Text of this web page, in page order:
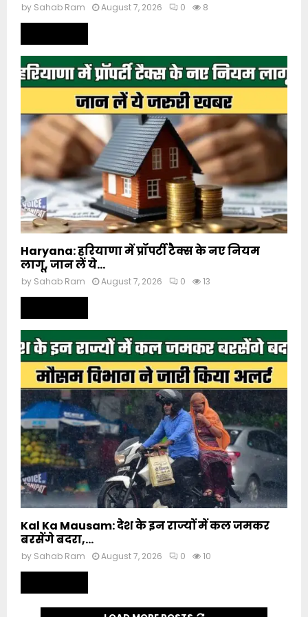
by Sahab Ram August 7, 2026 0 8
Haryana: हरियाणा में प्रॉपर्टी टैक्स के नए नियम
लागू, जान लें ये...
by Sahab Ram August 7, 2026 0 13
Kal Ka Mausam: देश के इन राज्यों में कल जमकर
बरसेंगे बदरा,...
by Sahab Ram August 7, 2026 0 10